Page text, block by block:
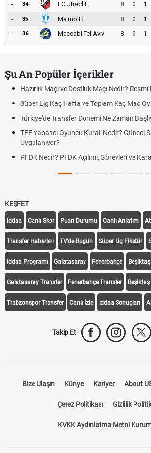
-
34 FC Utrecht 8 0 1
-
35 Malmö FF 8 0 1
-
36 Maccabi Tel Aviv 8 0 1
Şu An Popüler İçerikler
Hazırlık Maçı ve Dostluk Maçı Nedir?
Süper Lig Kaç Hafta ve Toplam Kaç Maç
Türkiye'de Transfer Dönemi Ne Zaman
TFF Yabancı Oyuncu Kuralı Nedir? Güncel
Uygulanıyor?
PFDK Nedir? PFDK Açılımı, Görevleri ve
KEŞFET
iddaa Canlı Skor Puan Durumu Canlı Anlatım At
Transfer Haberleri TV'de Bugün Süper Lig Fikstür
iddaa Programı Galatasaray Fenerbahçe Beşiktaş
Galatasaray Transfer Fenerbahçe Transfer
Trabzonspor Transfer Canlı İzle iddaa Sonuçları
Takip Et
Bize Ulaşın Künye Kariyer About
Çerez Politikası Gizlilik
KVKK Aydınlatma Metni